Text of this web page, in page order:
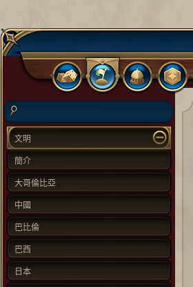
文明
簡介
大哥倫比亞
中國
巴比倫
巴西
日本